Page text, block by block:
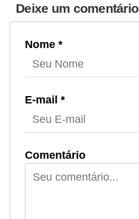
Deixe um comentário
Nome *
E-mail *
Comentário